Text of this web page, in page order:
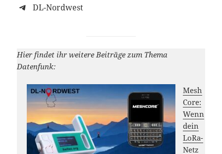
DL-Nordwest
Hier findet ihr weitere Beiträge zum Thema
Datenfunk:
Mesh
Core:
Wenn
dein
LoRa-
Netz